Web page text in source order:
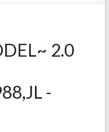
2.0
-